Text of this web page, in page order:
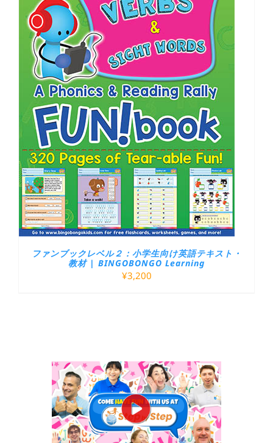
ファンブックレベル２：小学生向け英語テキスト・
教材 | BINGOBONGO Learning
¥3,200